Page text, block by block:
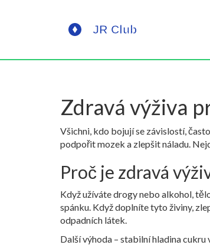
Zdravá výživa
Všichni, kdo bojují se závislostí,
podpořit mozek a zlepšit náladu.
Proč je zdravá
Když užíváte drogy nebo alkohol,
spánku. Když doplníte tyto živiny,
odpadních látek.
Další výhoda – stabilní hladina